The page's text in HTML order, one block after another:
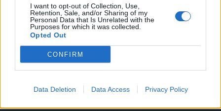
I want to opt-out of Collection, Use,
Retention, Sale, and/or Sharing of my
Personal Data that Is Unrelated with the
Purposes for which it was collected.
Opted Out
CONFIRM
Data Deletion Data Access Privacy Policy
podijelio Justin Agustin. Tada se pokrenula rasprava u
kojoj su mnogi potvrdili da doista djeluje.